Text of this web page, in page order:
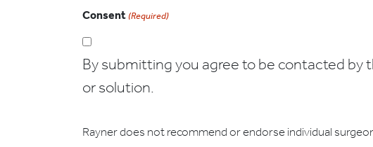
Consent (Required)
By submitting you agree to be contacted by
or solution.
Rayner does not recommend or endorse individual